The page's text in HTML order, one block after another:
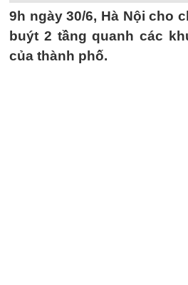
9h ngày 30/6, Hà Nội cho
buýt 2 tầng quanh các
của thành phố.